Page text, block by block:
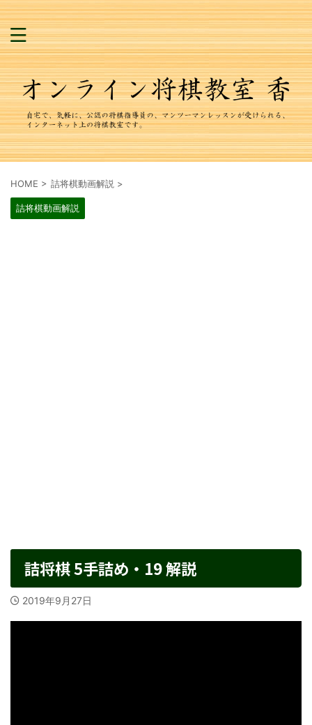
HOME > 詰将棋動画解説 >
詰将棋動画解説
詰将棋 5手詰め・19 解説
2019年9月27日